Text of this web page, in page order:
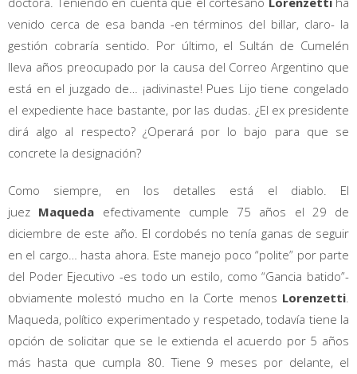
venido cerca de esa banda -en términos del billar, claro- la
gestión cobraría sentido. Por último, el Sultán de Cumelén
lleva años preocupado por la causa del Correo Argentino que
está en el juzgado de… ¡adivinaste! Pues Lijo tiene congelado
el expediente hace bastante, por las dudas. ¿El ex presidente
dirá algo al respecto? ¿Operará por lo bajo para que se
concrete la designación?
Como siempre, en los detalles está el diablo. El
juez Maqueda efectivamente cumple 75 años el 29 de
diciembre de este año. El cordobés no tenía ganas de seguir
en el cargo… hasta ahora. Este manejo poco “polite” por parte
del Poder Ejecutivo -es todo un estilo, como “Gancia batido”-
obviamente molestó mucho en la Corte menos Lorenzetti
Maqueda, político experimentado y respetado, todavía tiene la
opción de solicitar que se le extienda el acuerdo por 5 años
más hasta que cumpla 80. Tiene 9 meses por delante, el